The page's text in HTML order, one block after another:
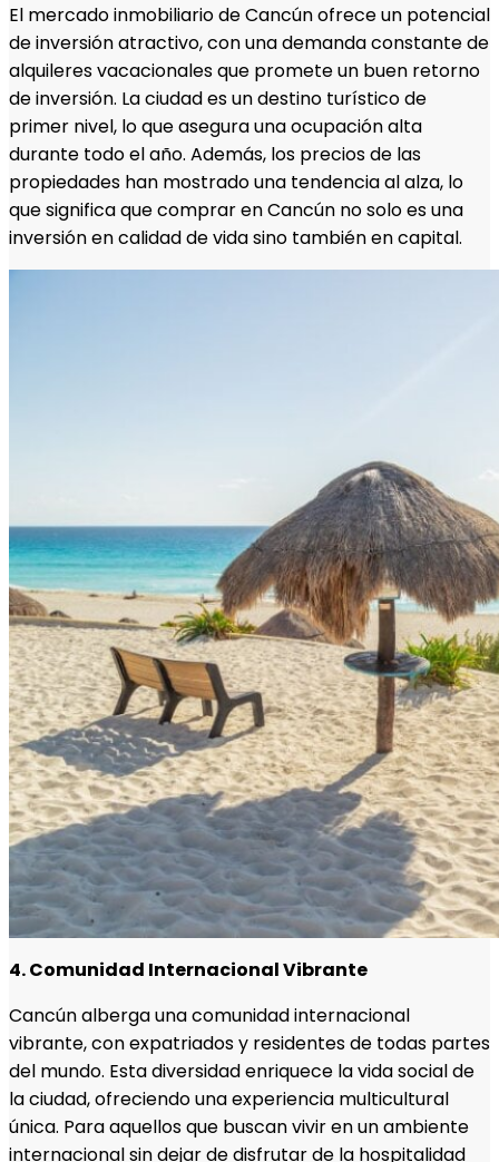
El mercado inmobiliario de Cancún ofrece un potencial
de inversión atractivo, con una demanda constante de
alquileres vacacionales que promete un buen retorno
de inversión. La ciudad es un destino turístico de
primer nivel, lo que asegura una ocupación alta
durante todo el año. Además, los precios de las
propiedades han mostrado una tendencia al alza, lo
que significa que comprar en Cancún no solo es una
inversión en calidad de vida sino también en capital.
4. Comunidad Internacional Vibrante
Cancún alberga una comunidad internacional
vibrante, con expatriados y residentes de todas partes
del mundo. Esta diversidad enriquece la vida social de
la ciudad, ofreciendo una experiencia multicultural
única. Para aquellos que buscan vivir en un ambiente
internacional sin dejar de disfrutar de la hospitalidad